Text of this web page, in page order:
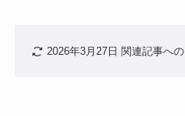
2026年3月27日 関連記事へ